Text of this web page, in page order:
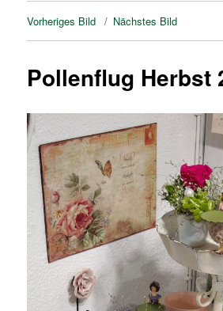
Vorheriges Bild Nächstes Bild
Pollenflug Herbst